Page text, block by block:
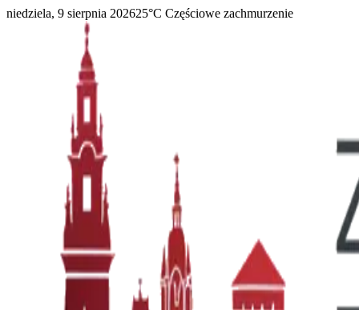
niedziela, 9 sierpnia 202625°C Częściowe zachmurzenie